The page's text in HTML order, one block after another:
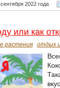
2022 года
или как
растения отдых